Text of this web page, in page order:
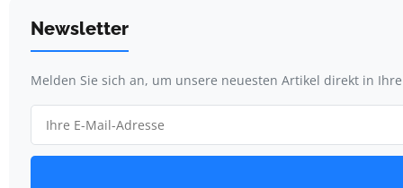
Newsletter
Melden Sie sich an, um unsere neuesten Artikel direkt in